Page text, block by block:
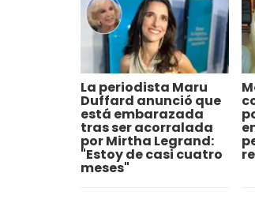
La periodista Maru
Duffard anunció que
está embarazada
tras ser acorralada
por Mirtha Legrand:
"Estoy de casi cuatro
meses"